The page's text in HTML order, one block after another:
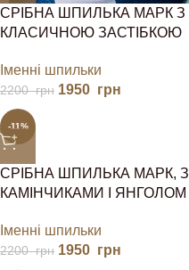
СРІБНА ШПИЛЬКА МАРК З
КЛАСИЧНОЮ ЗАСТІБКОЮ
Іменні шпильки
2200грн 1950 грн
-11%
СРІБНА ШПИЛЬКА МАРК, З
КАМІНЧИКАМИ І ЯНГОЛОМ
Іменні шпильки
2200грн 1950 грн